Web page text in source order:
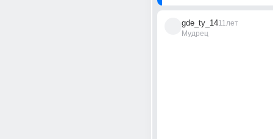
gde_ty_14
Мудрец
11лет